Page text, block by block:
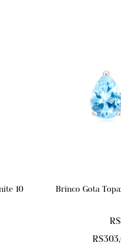
10
Brinco Gota